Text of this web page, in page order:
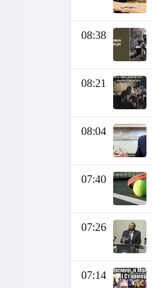
08:38
08:21
08:04
07:40
07:26
07:14